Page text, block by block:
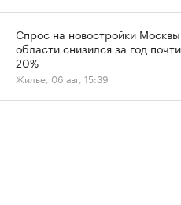
Спрос на новостройки
области снизился за год
20%
Жилье, 06 авг, 15:39